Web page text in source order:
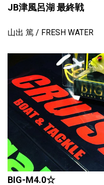
JB津風呂湖 最終戦
山出 篤 FRESH WATER
BIG-M4.0☆